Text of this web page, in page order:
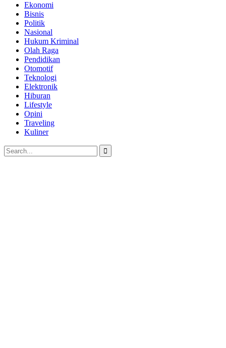
Ekonomi
Bisnis
Politik
Nasional
Hukum Kriminal
Olah Raga
Pendidikan
Otomotif
Teknologi
Elektronik
Hiburan
Lifestyle
Opini
Traveling
Kuliner